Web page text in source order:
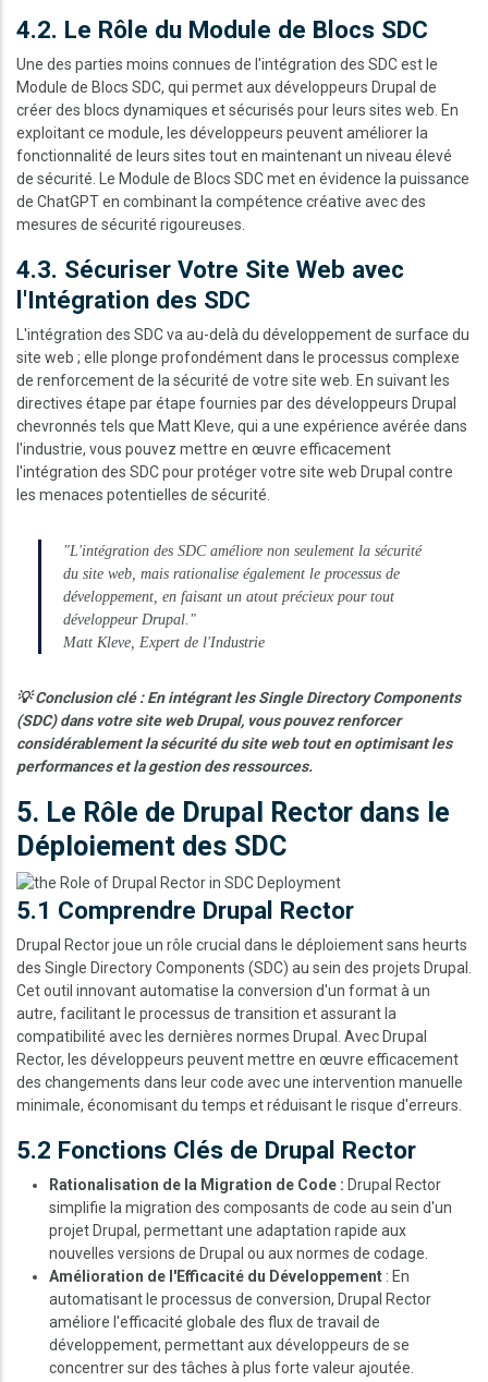
4.2. Le Rôle du Module de Blocs SDC
Une des parties moins connues de l'intégration des SDC est le
Module de Blocs SDC, qui permet aux développeurs Drupal de
créer des blocs dynamiques et sécurisés pour leurs sites web. En
exploitant ce module, les développeurs peuvent améliorer la
fonctionnalité de leurs sites tout en maintenant un niveau élevé
de sécurité. Le Module de Blocs SDC met en évidence la puissance
de ChatGPT en combinant la compétence créative avec des
mesures de sécurité rigoureuses.
4.3. Sécuriser Votre Site Web avec
l'Intégration des SDC
L'intégration des SDC va au-delà du développement de surface du
site web ; elle plonge profondément dans le processus complexe
de renforcement de la sécurité de votre site web. En suivant les
directives étape par étape fournies par des développeurs Drupal
chevronnés tels que Matt Kleve, qui a une expérience avérée dans
l'industrie, vous pouvez mettre en œuvre efficacement
l'intégration des SDC pour protéger votre site web Drupal contre
les menaces potentielles de sécurité.
"L'intégration des SDC améliore non seulement la sécurité
du site web, mais rationalise également le processus de
développement, en faisant un atout précieux pour tout
développeur Drupal."
Matt Kleve, Expert de l'Industrie
💡 Conclusion clé : En intégrant les Single Directory Components
(SDC) dans votre site web Drupal, vous pouvez renforcer
considérablement la sécurité du site web tout en optimisant les
performances et la gestion des ressources.
5. Le Rôle de Drupal Rector dans le
Déploiement des SDC
Image
5.1 Comprendre Drupal Rector
Drupal Rector joue un rôle crucial dans le déploiement sans heurts
des Single Directory Components (SDC) au sein des projets Drupal.
Cet outil innovant automatise la conversion d'un format à un
autre, facilitant le processus de transition et assurant la
compatibilité avec les dernières normes Drupal. Avec Drupal
Rector, les développeurs peuvent mettre en œuvre efficacement
des changements dans leur code avec une intervention manuelle
minimale, économisant du temps et réduisant le risque d'erreurs.
5.2 Fonctions Clés de Drupal Rector
Rationalisation de la Migration de Code : Drupal Rector
simplifie la migration des composants de code au sein d'un
projet Drupal, permettant une adaptation rapide aux
nouvelles versions de Drupal ou aux normes de codage.
Amélioration de l'Efficacité du Développement : En
automatisant le processus de conversion, Drupal Rector
améliore l'efficacité globale des flux de travail de
développement, permettant aux développeurs de se
concentrer sur des tâches à plus forte valeur ajoutée.